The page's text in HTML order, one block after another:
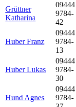
Grüttner
Katharina
09444
9784-
42
Huber Franz
09444
9784-
13
Huber Lukas
09444
9784-
30
Hund Agnes
09444
9784-